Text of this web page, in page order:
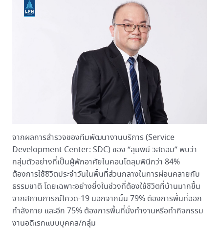
จากผลการสำรวจของทีมพัฒนางานบริการ (Service
Development Center: SDC) ของ “ลุมพินี วิสดอม” พบว่า
กลุ่มตัวอย่างที่เป็นผู้พักอาศัยในคอนโดลุมพินีกว่า 84%
ต้องการใช้ชีวิตประจำวันในพื้นที่ส่วนกลางในการผ่อนคลายกับ
ธรรมชาติ โดยเฉพาะอย่างยิ่งในช่วงที่ต้องใช้ชีวิตที่บ้านมากขึ้น
จากสถานการณ์โควิด-19 นอกจากนั้น 79% ต้องการพื้นที่ออก
กำลังกาย และอีก 75% ต้องการพื้นที่นั่งทำงานหรือทำกิจกรรม
งานอดิเรกแบบบุคคล/กลุ่ม